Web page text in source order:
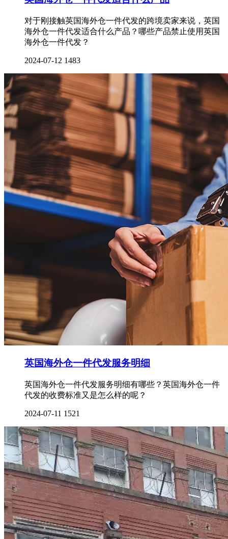
对于刚接触英国海外仓一件代发的跨境卖家来说，英国
海外仓一件代发适合什么产品？哪些产品禁止使用英国
海外仓一件代发？
2024-07-12 1483
英国海外仓一件代发服务明细
英国海外仓一件代发服务明细有哪些？英国海外仓一件
代发的收费标准又是怎么样的呢？
2024-07-11 1521